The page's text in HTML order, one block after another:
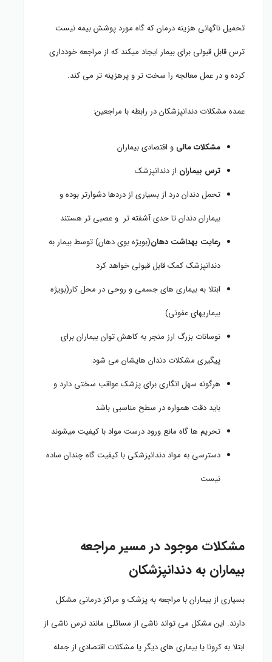
تحمیل ناگهانی هزینه درمان که گاه مورد پوشش بیمه نیست
ترس قابل قبولی برای بیمار ایجاد میکند که از مراجعه خودداری
کرده و در عمل معالجه را سخت تر و پرهزینه تر می کند.
عمده مشکلات دندانپزشکان در رابطه با مراجعین:
مشکلات مالی و اقتصادی بیماران
ترس بیماران از دندانپزشک
تحمل دندان درد از بسیاری از دردها دشوارتر بوده و
بیماران دندان تا حدی آشفته تر و عصبی تر هستند
رعایت بهداشت دهان(بویژه بوی دهان) توسط بیمار به
دندانپزشک کمک قابل قبولی خواهد کرد
ابتلا به بیماری های جسمی و روحی در محل کار(بویژه
بیماریهای عفونی)
نوسانات بزرگ ارز منجر به کاهش توان بیماران برای
پیگیری مشکلات دندان هایشان می شود
هرگونه سهل انگاری برای پزشک عواقب سختی دارد و
باید دقت همواره در سطح مناسبی باشد
تحریم ها گاه مانع ورود درست مواد با کیفیت میشوند
دسترسی به مواد دندانپزشکی با کیفیت گاه چندان ساده
نیست
مشکلات موجود در مسیر مراجعه
بیماران به دندانپزشکان
بسیاری از بیماران با مراجعه به پزشک و مراکز درمانی مشکل
دارند. این مشکل می تواند ناشی از مسائلی مانند ترس ناشی از
ابتلا به کرونا یا بیماری های دیگر یا مشکلات اقتصادی از جمله